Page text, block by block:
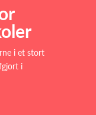
i et stort
i